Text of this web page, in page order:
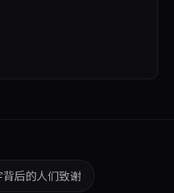
后的人们致谢